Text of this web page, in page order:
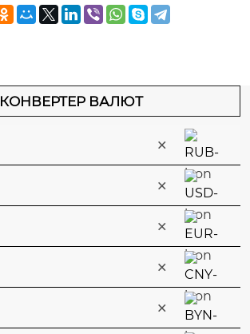
КОНВЕРТЕР ВАЛЮТ
×
×
×
×
×